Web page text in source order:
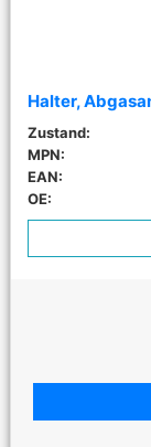
Halter,
Zustand:
MPN:
EAN:
OE: